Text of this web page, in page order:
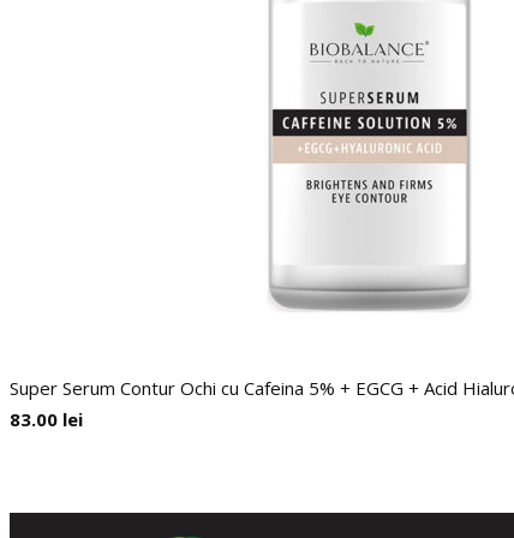
Super Serum Contur Ochi cu Cafeina 5% + EGCG + Acid
83.00 lei